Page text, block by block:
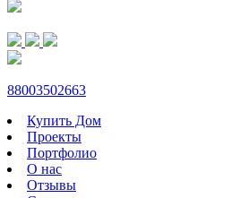
88003502663
Купить Дом
Проекты
Портфолио
О нас
Отзывы